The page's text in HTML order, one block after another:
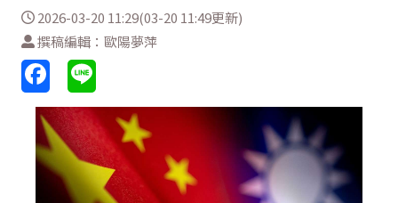
2026-03-20 11:29(03-20 11:49更新)
撰稿編輯：歐陽夢萍